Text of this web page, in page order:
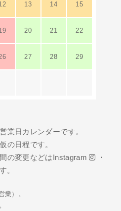
13 14 15
20 21 22
27 28 29
業日カレンダーです。
の日程です。
の変更などは Instagram
・
。
業）。